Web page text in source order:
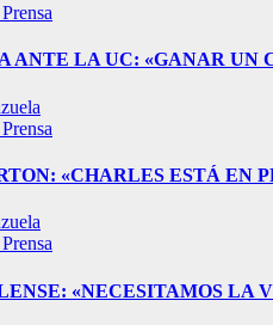
ANTE LA UC: «GANAR UN
«CHARLES ESTÁ EN
«NECESITAMOS LA